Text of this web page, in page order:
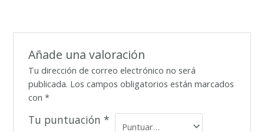
Añade una valoración
Tu dirección de correo electrónico no será
publicada. Los campos obligatorios están marcados
con *
Tu puntuación *